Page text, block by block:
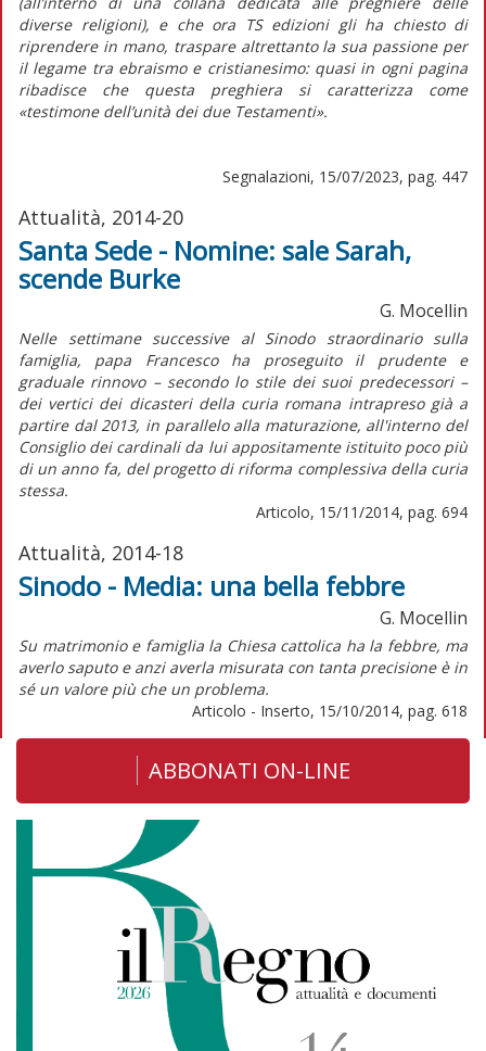
diverse religioni), e che ora TS edizioni gli ha chiesto di
riprendere in mano, traspare altrettanto la sua passione per
il legame tra ebraismo e cristianesimo: quasi in ogni pagina
ribadisce che questa preghiera si caratterizza come
«testimone dell’unità dei due Testamenti».
Segnalazioni, 15/07/2023, pag. 447
Attualità, 2014-20
Santa Sede - Nomine: sale Sarah,
scende Burke
G. Mocellin
Nelle settimane successive al Sinodo straordinario sulla
famiglia, papa Francesco ha proseguito il prudente e
graduale rinnovo – secondo lo stile dei suoi predecessori –
dei vertici dei dicasteri della curia romana intrapreso già a
partire dal 2013, in parallelo alla maturazione, all'interno del
Consiglio dei cardinali da lui appositamente istituito poco più
di un anno fa, del progetto di riforma complessiva della curia
stessa.
Articolo, 15/11/2014, pag. 694
Attualità, 2014-18
Sinodo - Media: una bella febbre
G. Mocellin
Su matrimonio e famiglia la Chiesa cattolica ha la febbre, ma
averlo saputo e anzi averla misurata con tanta precisione è in
sé un valore più che un problema.
Articolo - Inserto, 15/10/2014, pag. 618
ABBONATI ON-LINE